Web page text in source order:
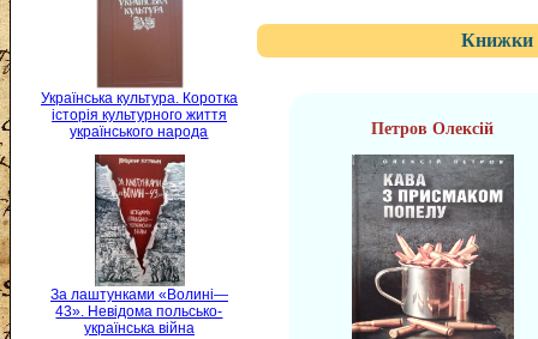
Українська культура. Коротка
історія культурного життя
українського народа
За лаштунками «Волині—
43». Невідома польсько-
українська війна
Книжки
Петров Олексій